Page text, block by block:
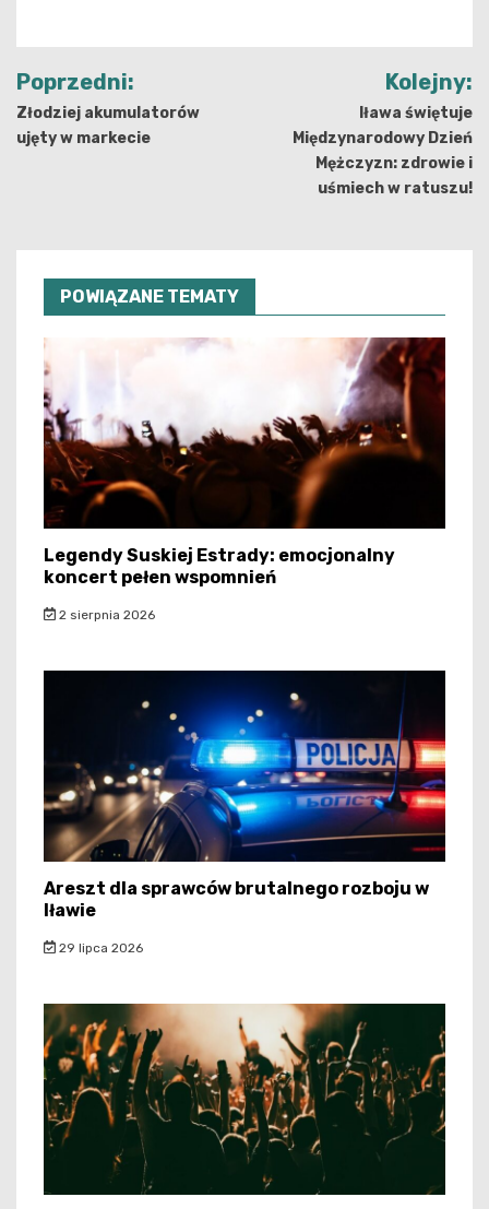
Nawigacja
wpisu
Poprzedni:
Złodziej akumulatorów
ujęty w markecie
Kolejny:
Iława świętuje
Międzynarodowy Dzień
Mężczyzn: zdrowie i
uśmiech w ratuszu!
POWIĄZANE TEMATY
Legendy Suskiej Estrady: emocjonalny
koncert pełen wspomnień
2 sierpnia 2026
Areszt dla sprawców brutalnego rozboju w
Iławie
29 lipca 2026